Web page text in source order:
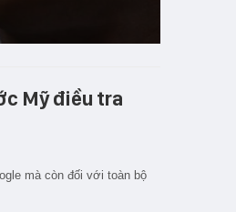
Mỹ điều tra
mà còn đối với toàn bộ